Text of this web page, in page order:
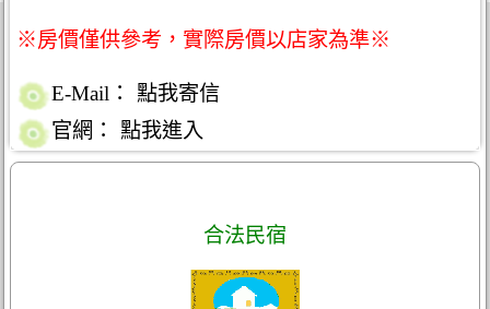
※房價僅供參考，實際房價以店家為準※
E-Mail：
點我寄信
官網：
點我進入
合法民宿